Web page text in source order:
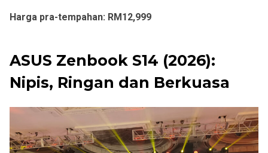
Harga pra-tempahan: RM12,999
ASUS Zenbook S14 (2026):
Nipis, Ringan dan Berkuasa